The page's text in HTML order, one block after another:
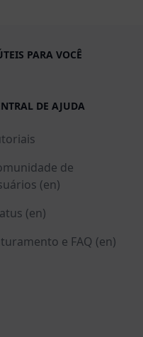
PARA VOCÊ
DE AJUDA
de
(en)
(en)
e FAQ (en)